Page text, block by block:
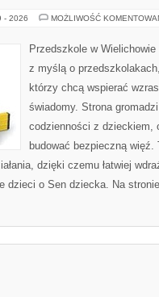
- 2026 MOŻLIWOŚĆ
Przedszkole w
z myślą o
którzy chcą wspierać
świadomy. Strona
codzienności z dzieckiem,
budować bezpieczną
dzięki czemu łatwiej
dzieci o Sen dziecka. Na